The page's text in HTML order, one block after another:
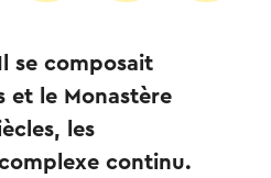
se composait
et le Monastère
les
continu.